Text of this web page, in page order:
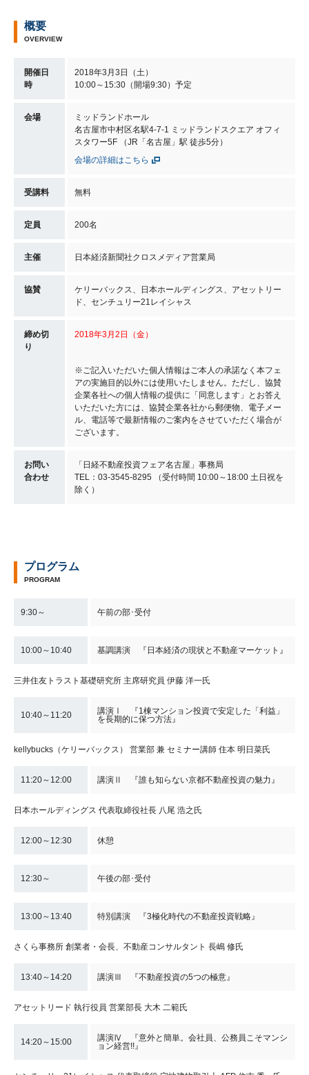
概要
OVERVIEW
開催日
時
2018年3月3日（土）
10:00～15:30（開場9:30）予定
会場
ミッドランドホール
名古屋市中村区名駅4-7-1 ミッドランドスクエア オフィ
スタワー5F （JR「名古屋」駅 徒歩5分）
会場の詳細はこちら
受講料 無料
定員 200名
主催 日本経済新聞社クロスメディア営業局
協賛
ケリーバックス、日本ホールディングス、アセットリー
ド、センチュリー21レイシャス
締め切
り
2018年3月2日（金）
※ご記入いただいた個人情報はご本人の承諾なく本フェ
アの実施目的以外には使用いたしません。ただし、協賛
企業各社への個人情報の提供に「同意します」とお答え
いただいた方には、協賛企業各社から郵便物、電子メー
ル、電話等で最新情報のご案内をさせていただく場合が
ございます。
お問い
合わせ
「日経不動産投資フェア名古屋」事務局
TEL：03-3545-8295 （受付時間 10:00～18:00 土日祝を
除く）
プログラム
PROGRAM
9:30～ 午前の部･受付
10:00～10:40 基調講演 『日本経済の現状と不動産マーケット』
三井住友トラスト基礎研究所 主席研究員 伊藤 洋一氏
10:40～11:20
講演Ⅰ 『1棟マンション投資で安定した「利益」
を長期的に保つ方法』
kellybucks（ケリーバックス） 営業部 兼 セミナー講師 住本 明日菜氏
11:20～12:00 講演Ⅱ 『誰も知らない京都不動産投資の魅力』
日本ホールディングス 代表取締役社長 八尾 浩之氏
12:00～12:30 休憩
12:30～ 午後の部･受付
13:00～13:40 特別講演 『3極化時代の不動産投資戦略』
さくら事務所 創業者・会長、不動産コンサルタント 長嶋 修氏
13:40～14:20 講演Ⅲ 『不動産投資の5つの極意』
アセットリード 執行役員 営業部長 大木 二範氏
14:20～15:00
講演Ⅳ 『意外と簡単。会社員、公務員こそマンシ
ョン経営!!』